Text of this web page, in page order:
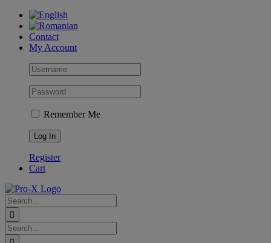
Skip
contentContact
My Account
Remember Me
Register
Cart
Search
for:
Search
for: